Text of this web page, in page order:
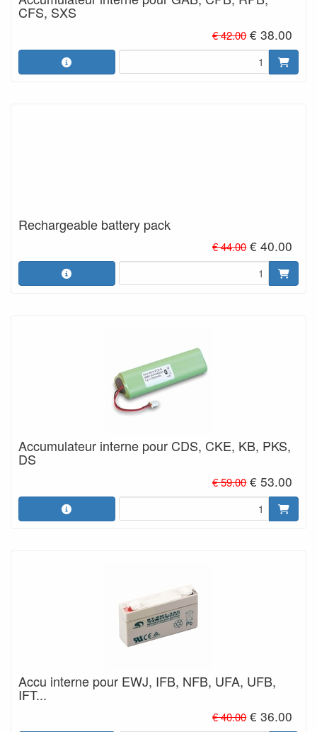
CFS, SXS
€ 42.00 € 38.00
Rechargeable battery pack
€ 44.00 € 40.00
Accumulateur interne pour CDS, CKE, KB, PKS,
DS
€ 59.00 € 53.00
Accu interne pour EWJ, IFB, NFB, UFA, UFB,
IFT...
€ 40.00 € 36.00